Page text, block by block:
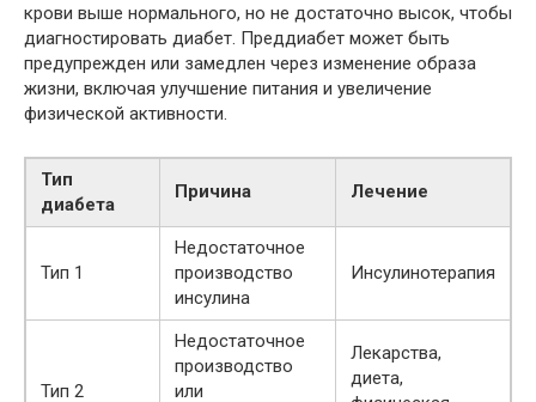
крови выше нормального, но не достаточно высок, чтобы
диагностировать диабет. Преддиабет может быть
предупрежден или замедлен через изменение образа
жизни, включая улучшение питания и увеличение
физической активности.
Тип
диабета
Причина Лечение
Тип 1
Недостаточное
производство
инсулина
Инсулинотерапия
Тип 2
Недостаточное
производство
или
Лекарства,
диета,